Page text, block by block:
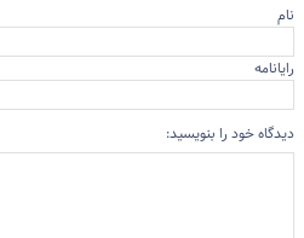
نام
رایانامه
دیدگاه خود را بنویسید: